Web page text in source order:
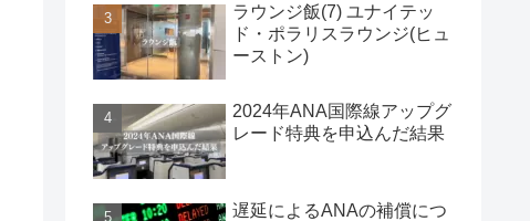
ラウンジ飯(7) ユナイテッ
ド・ポラリスラウンジ(ヒュ
ーストン)
2024年ANA国際線アップグ
レード特典を申込んだ結果
遅延によるANAの補償につ